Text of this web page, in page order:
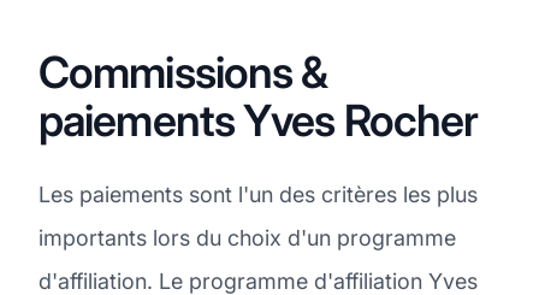
Commissions &
paiements Yves Rocher
Les paiements sont l'un des critères les plus
importants lors du choix d'un programme
d'affiliation. Le programme d'affiliation Yves